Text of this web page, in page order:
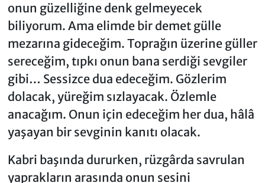
onun güzelliğine denk gelmeyecek
biliyorum. Ama elimde bir demet gülle
mezarına gideceğim. Toprağın üzerine güller
sereceğim, tıpkı onun bana serdiği sevgiler
gibi… Sessizce dua edeceğim. Gözlerim
dolacak, yüreğim sızlayacak. Özlemle
anacağım. Onun için edeceğim her dua, hâlâ
yaşayan bir sevginin kanıtı olacak.
Kabri başında dururken, rüzgârda savrulan
yaprakların arasında onun sesini